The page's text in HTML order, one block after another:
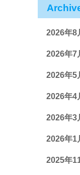
2026年8
2026年7
2026年5
2026年4
2026年3
2026年1
2025年